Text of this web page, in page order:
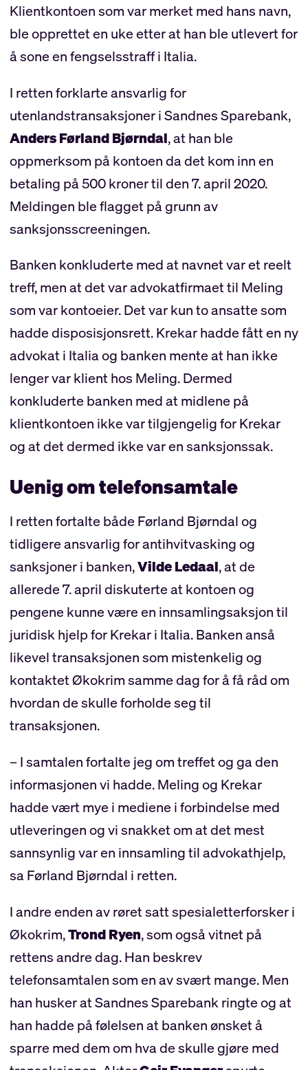
Klientkontoen som var merket med hans navn,
ble opprettet en uke etter at han ble utlevert for
å sone en fengselsstraff i Italia.
I retten forklarte ansvarlig for
utenlandstransaksjoner i Sandnes Sparebank,
Anders Førland Bjørndal, at han ble
oppmerksom på kontoen da det kom inn en
betaling på 500 kroner til den 7. april 2020.
Meldingen ble flagget på grunn av
sanksjonsscreeningen.
Banken konkluderte med at navnet var et reelt
treff, men at det var advokatfirmaet til Meling
som var kontoeier. Det var kun to ansatte som
hadde disposisjonsrett. Krekar hadde fått en ny
advokat i Italia og banken mente at han ikke
lenger var klient hos Meling. Dermed
konkluderte banken med at midlene på
klientkontoen ikke var tilgjengelig for Krekar
og at det dermed ikke var en sanksjonssak.
Uenig om telefonsamtale
I retten fortalte både Førland Bjørndal og
tidligere ansvarlig for antihvitvasking og
sanksjoner i banken,Vilde Ledaal, at de
allerede 7. april diskuterte at kontoen og
pengene kunne være en innsamlingsaksjon til
juridisk hjelp for Krekar i Italia. Banken anså
likevel transaksjonen som mistenkelig og
kontaktet Økokrim samme dag for å få råd om
hvordan de skulle forholde seg til
transaksjonen.
– I samtalen fortalte jeg om treffet og ga den
informasjonen vi hadde. Meling og Krekar
hadde vært mye i mediene i forbindelse med
utleveringen og vi snakket om at det mest
sannsynlig var en innsamling til advokathjelp,
sa Førland Bjørndal i retten.
I andre enden av røret satt spesialetterforsker i
Økokrim,Trond Ryen, som også vitnet på
rettens andre dag. Han beskrev
telefonsamtalen som en av svært mange. Men
han husker at Sandnes Sparebank ringte og at
han hadde på følelsen at banken ønsket å
sparre med dem om hva de skulle gjøre med